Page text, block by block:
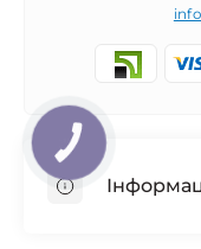
КНОПКА
ЗВ'ЯЗКУ